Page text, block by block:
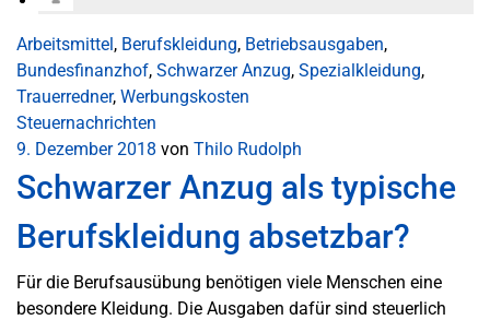
Arbeitsmittel, Berufskleidung, Betriebsausgaben,
Bundesfinanzhof, Schwarzer Anzug, Spezialkleidung,
Trauerredner, Werbungskosten
Steuernachrichten
9. Dezember 2018 von Thilo Rudolph
Schwarzer Anzug als typische
Berufskleidung absetzbar?
Für die Berufsausübung benötigen viele Menschen eine
besondere Kleidung. Die Ausgaben dafür sind steuerlich